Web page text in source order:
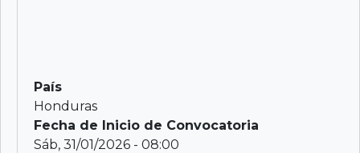
País
Honduras
Fecha de Inicio de Convocatoria
Sáb, 31/01/2026 - 08:00